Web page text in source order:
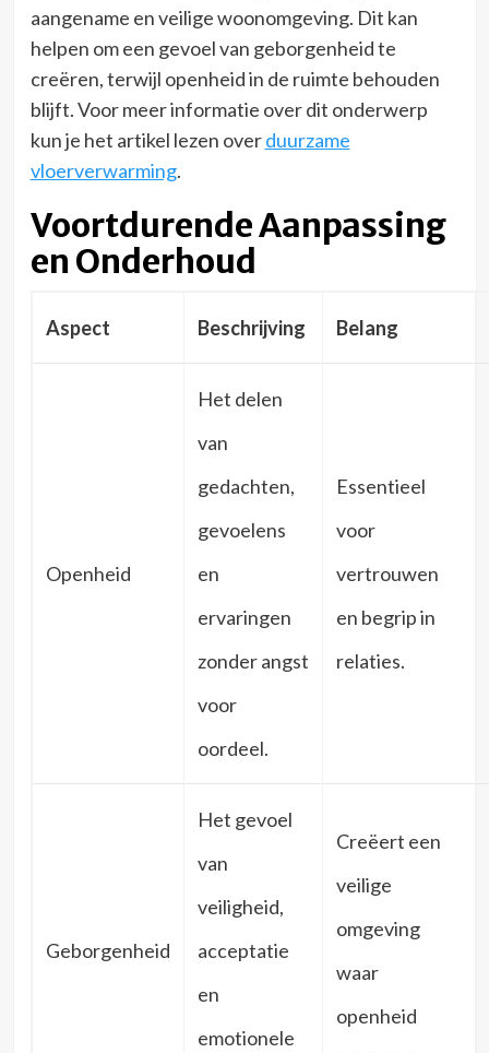
aangename en veilige woonomgeving. Dit kan
helpen om een gevoel van geborgenheid te
creëren, terwijl openheid in de ruimte behouden
blijft. Voor meer informatie over dit onderwerp
kun je het artikel lezen overduurzame
vloerverwarming.
Voortdurende Aanpassing
en Onderhoud
Aspect Beschrijving Belang
Openheid
Het delen
van
gedachten,
gevoelens
en
ervaringen
zonder angst
voor
oordeel.
Essentieel
voor
vertrouwen
en begrip in
relaties.
Geborgenheid
Het gevoel
van
veiligheid,
acceptatie
en
emotionele
Creëert een
veilige
omgeving
waar
openheid